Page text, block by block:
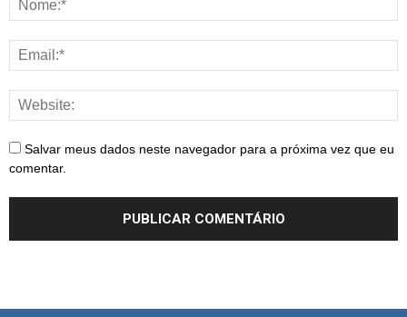
Salvar meus dados neste navegador para a próxima vez que eu
comentar.